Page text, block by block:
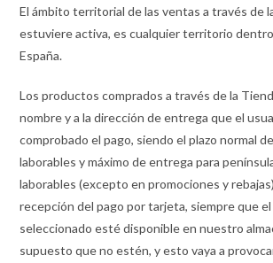
El ámbito territorial de las ventas a través de
estuviere activa, es cualquier territorio
España.
Los productos comprados a través de la
nombre y a la dirección de entrega que el
comprobado el pago, siendo el plazo normal
laborables y máximo de entrega para
laborables (excepto en promociones y
recepción del pago por tarjeta, siempre que
seleccionado esté disponible en nuestro
supuesto que no estén, y esto vaya a